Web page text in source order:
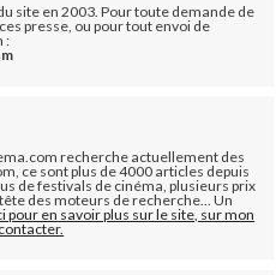
site en 2003. Pour toute demande de
presse, ou pour tout envoi de
:
recherche actuellement des
ce sont plus de 4000 articles depuis
de festivals de cinéma, plusieurs prix
des moteurs de recherche... Un
pour en savoir plus sur le site, sur mon